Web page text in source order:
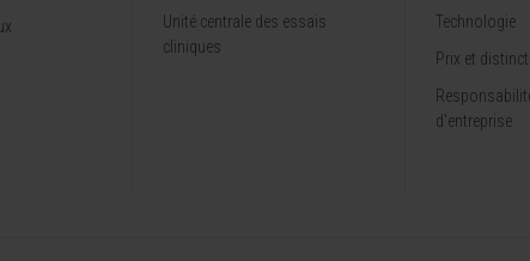
Unité centrale des essais
cliniques
Technologie
Prix et
d'entreprise